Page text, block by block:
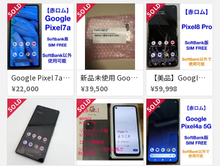
SOLD
Google Pixel 7a Pixel7a 赤ロム
¥22,000
SOLD
新品未使用 Google pixel8a SiMフリー
¥39,500
SOLD
【美品】Google Pixel8 Pro 512GB 赤ロム
¥59,998
SOLD SOLD SOLD